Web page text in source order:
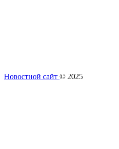
Новостной сайт © 2025